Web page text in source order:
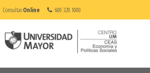
ConsultasOnline 600 328 1000